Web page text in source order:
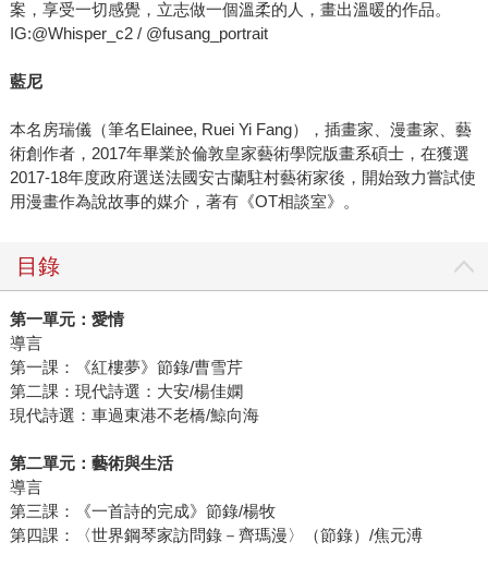
案，享受一切感覺，立志做一個溫柔的人，畫出溫暖的作品。
IG:@Whisper_c2 / @fusang_portrait
藍尼
本名房瑞儀（筆名Elainee, Ruei Yi Fang），插畫家、漫畫家、藝
術創作者，2017年畢業於倫敦皇家藝術學院版畫系碩士，在獲選
2017-18年度政府選送法國安古蘭駐村藝術家後，開始致力嘗試使
用漫畫作為說故事的媒介，著有《OT相談室》。
目錄
第一單元：愛情
導言
第一課：《紅樓夢》節錄/曹雪芹
第二課：現代詩選：大安/楊佳嫻
現代詩選：車過東港不老橋/鯨向海
第二單元：藝術與生活
導言
第三課：《一首詩的完成》節錄/楊牧
第四課：〈世界鋼琴家訪問錄－齊瑪漫〉（節錄）/焦元溥